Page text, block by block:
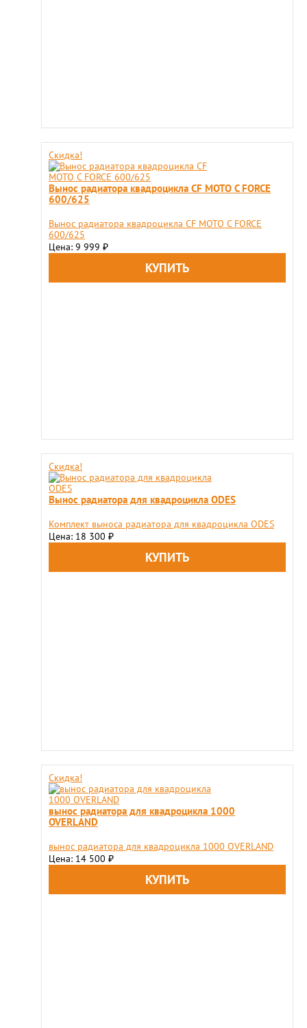
Скидка!
Вынос радиатора квадроцикла СF MOTO C FORCE
600/625
Вынос радиатора квадроцикла СF MOTO C FORCE
600/625
Цена: 9 999 ₽
Скидка!
Вынос радиатора для квадроцикла ODES
Комплект выноса радиатора для квадроцикла ODES
Цена: 18 300 ₽
Скидка!
вынос радиатора для квадроцикла 1000
OVERLAND
вынос радиатора для квадроцикла 1000 OVERLAND
Цена: 14 500 ₽